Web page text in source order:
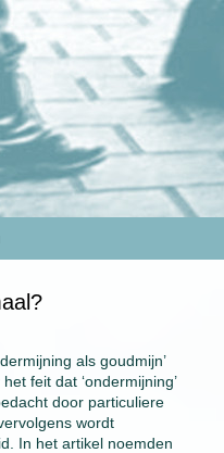
als goudmijn’
feit dat ‘ondermijning’
door particuliere
wordt
In het artikel noemden